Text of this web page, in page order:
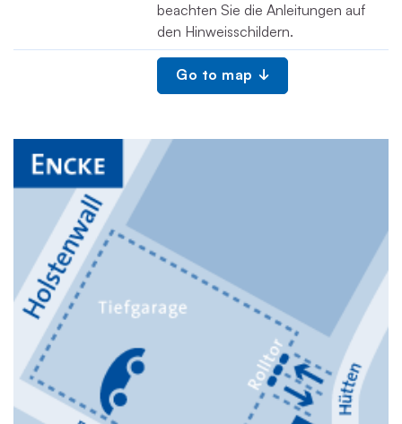
beachten Sie die Anleitungen auf
den Hinweisschildern.
Go to map